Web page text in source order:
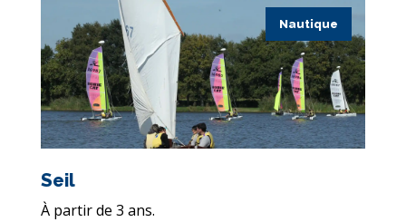
Nautique
Seil
À partir de 3 ans.